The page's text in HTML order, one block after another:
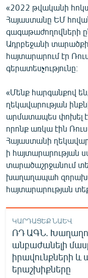
«2022 թվականի
Հայաստանը ԵՄ
գագաթաժողովների
Ադրբեջանի տարածքի
հայտարարում էր
գերատեսչությունը։
«Մենք հարգանքով
ղեկավարության
արմատապես փոխել է
որոնք առկա էին
Հայաստանի
ի հայտարարության
տարածաշրջանում
խաղաղապահ
հայտարարության
ԿԱՐԴԱՑԵՔ ՆԱԵՎ
ՌԴ ԱԳՆ.
անբաժանելի
իրավունքների և
երաշխիքները